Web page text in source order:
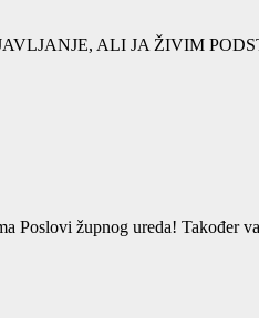
ALI JA ŽIVIM
Poslovi župnog ureda! Također